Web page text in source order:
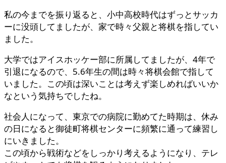
私の今までを振り返ると、小中高校時代はずっとサッカ
ーに没頭してましたが、家で時々父親と将棋を指してい
ました。
大学ではアイスホッケー部に所属してましたが、4年で
引退になるので、5.6年生の間は時々将棋会館で指して
いました。この頃は深いことは考えず楽しめればいいか
なという気持ちでしたね。
社会人になって、東京での病院に勤めてた時期は、休み
の日になると御徒町将棋センターに頻繁に通って練習し
にいきました。
この頃から戦術などをしっかり考えるようになり、テレ